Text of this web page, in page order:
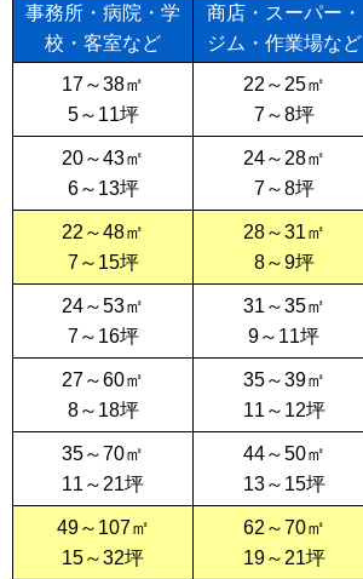
事務所・病院・学
校・客室など
商店・スーパー・
ジム・作業場など
17～38㎡
5～11坪
22～25㎡
7～8坪
20～43㎡
6～13坪
24～28㎡
7～8坪
22～48㎡
7～15坪
28～31㎡
8～9坪
24～53㎡
7～16坪
31～35㎡
9～11坪
27～60㎡
8～18坪
35～39㎡
11～12坪
35～70㎡
11～21坪
44～50㎡
13～15坪
49～107㎡
15～32坪
62～70㎡
19～21坪